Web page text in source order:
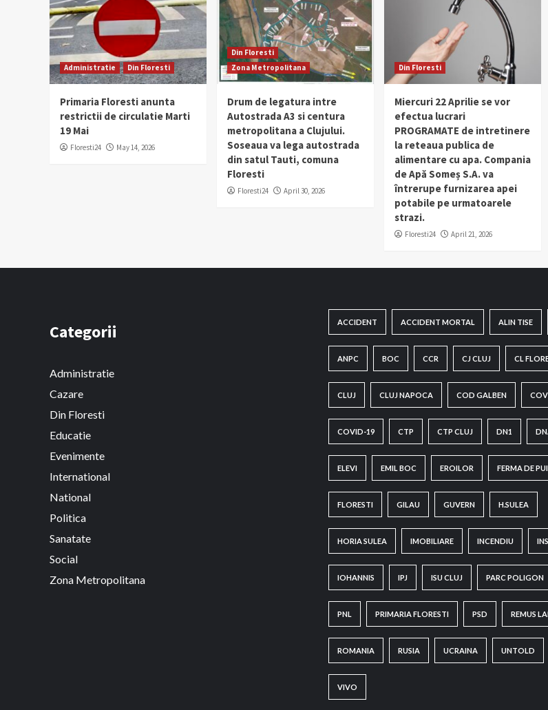
Administratie Din Floresti
Primaria Floresti anunta
restrictii de circulatie Marti
19 Mai
Floresti24 May 14, 2026
Din Floresti
Zona Metropolitana
Drum de legatura intre
Autostrada A3 si centura
metropolitana a Clujului.
Soseaua va lega autostrada
din satul Tauti, comuna
Floresti
Floresti24 April 30, 2026
Din Floresti
Miercuri 22 Aprilie se vor
efectua lucrari
PROGRAMATE de intretinere
la reteaua publica de
alimentare cu apa. Compania
de Apă Someș S.A. va
întrerupe furnizarea apei
potabile pe urmatoarele
strazi.
Floresti24 April 21, 2026
Categorii
Administratie
Cazare
Din Floresti
Educatie
Evenimente
International
National
Politica
Sanatate
Social
Zona Metropolitana
ACCIDENT ACCIDENT MORTAL ALIN TISE
ANPC BOC CCR CJ CLUJ CL
CLUJ CLUJ NAPOCA COD GALBEN
COVID-19 CTP CTP CLUJ DN1
ELEVI EMIL BOC EROILOR FERMA DE PUI
FLORESTI GILAU GUVERN H.SULEA
HORIA SULEA IMOBILIARE INCENDIU INS
IOHANNIS IPJ ISU CLUJ PARC POLIGON
PNL PRIMARIA FLORESTI PSD REMUS
ROMANIA RUSIA UCRAINA UNTOLD
VIVO